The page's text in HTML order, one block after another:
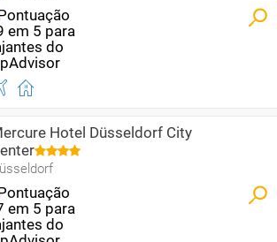
Hotel Düsseldorf City